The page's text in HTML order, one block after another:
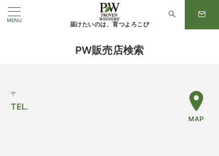
MENU
届けたいのは、育つよろこび
PW販売店検索
〒
TEL.
MAP